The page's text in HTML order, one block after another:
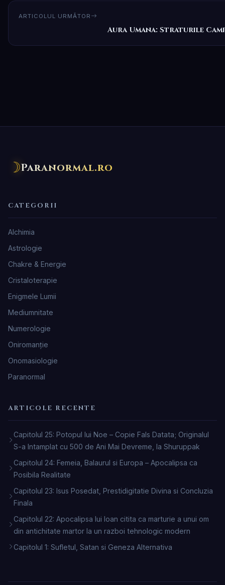
ARTICOLUL URMĂTOR
Aura Umana: Straturile
☽Paranormal.ro
CATEGORII
Alchimia
Astrologie
Chakre & Energie
Cristaloterapie
Enigmele Lumii
Mediumnitate
Numerologie
Oniromanţie
Onomasiologie
Paranormal
ARTICOLE RECENTE
Capitolul 25: Potopul lui Noe – Copie Fals Datata; Originalul
S-a Intamplat cu 500 de Ani Mai Devreme, la Shuruppak
Capitolul 24: Femeia, Balaurul si Europa – Apocalipsa ca
Posibila Realitate
Capitolul 23: Isus Posedat, Prestidigitatie Divina si Concluzia
Finala
Capitolul 22: Apocalipsa lui Ioan citita ca marturie a unui om
din antichitate martor la un razboi tehnologic modern
Capitolul 1: Sufletul, Satan si Geneza Alternativa